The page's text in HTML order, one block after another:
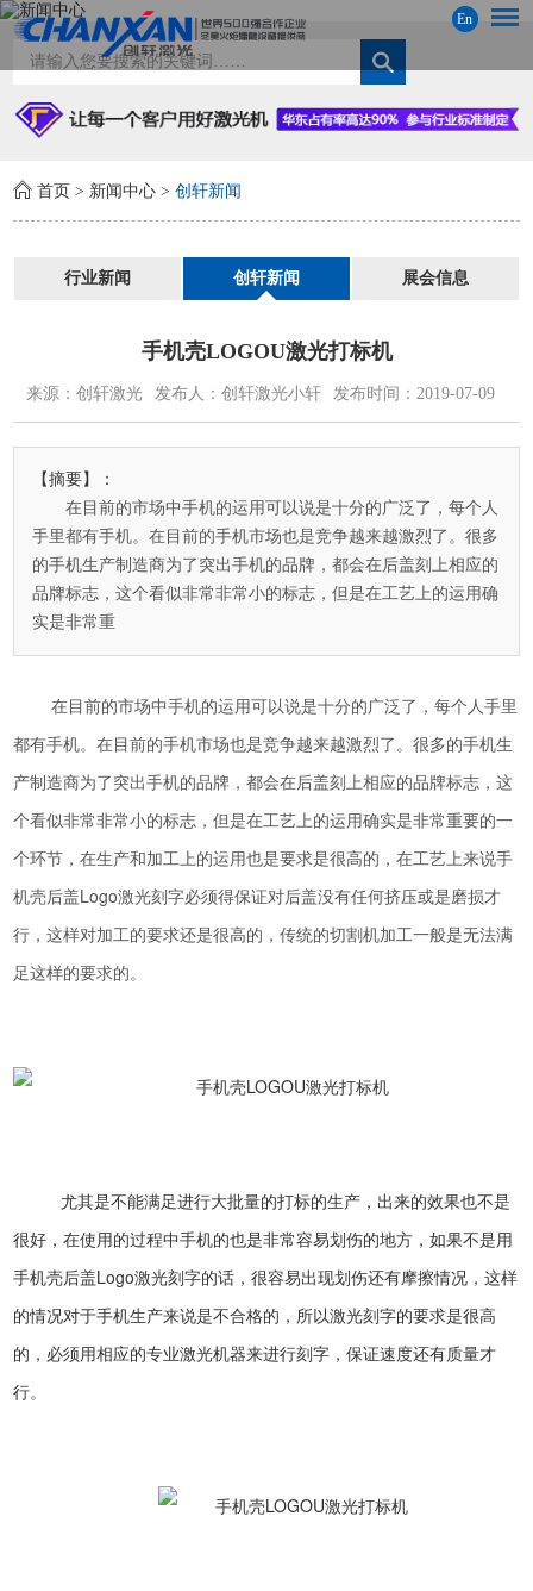
En
首页 > 新闻中心 >创轩新闻
行业新闻 创轩新闻 展会信息
手机壳LOGOU激光打标机
来源：创轩激光 发布人：创轩激光小轩 发布时间：2019-07-09
【摘要】：
在目前的市场中手机的运用可以说是十分的广泛了，每个人
手里都有手机。在目前的手机市场也是竞争越来越激烈了。很多
的手机生产制造商为了突出手机的品牌，都会在后盖刻上相应的
品牌标志，这个看似非常非常小的标志，但是在工艺上的运用确
实是非常重
在目前的市场中手机的运用可以说是十分的广泛了，每个人手里
都有手机。在目前的手机市场也是竞争越来越激烈了。很多的手机生
产制造商为了突出手机的品牌，都会在后盖刻上相应的品牌标志，这
个看似非常非常小的标志，但是在工艺上的运用确实是非常重要的一
个环节，在生产和加工上的运用也是要求是很高的，在工艺上来说手
机壳后盖Logo激光刻字必须得保证对后盖没有任何挤压或是磨损才
行，这样对加工的要求还是很高的，传统的切割机加工一般是无法满
足这样的要求的。
尤其是不能满足进行大批量的打标的生产，出来的效果也不是
很好，在使用的过程中手机的也是非常容易划伤的地方，如果不是用
手机壳后盖Logo激光刻字的话，很容易出现划伤还有摩擦情况，这样
的情况对于手机生产来说是不合格的，所以激光刻字的要求是很高
的，必须用相应的专业激光机器来进行刻字，保证速度还有质量才
行。